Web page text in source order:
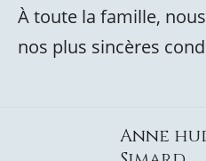
À toute la famille,
nos plus sincères
Anne